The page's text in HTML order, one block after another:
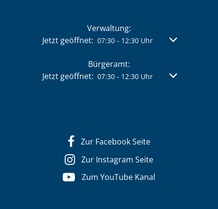
Verwaltung:
Klicken, um weitere Öffnungs- oder
Jetzt geöffnet: 07:30- 12:30Uhr Von 07:30
Bürgeramt:
Klicken, um weitere Öffnungs- oder
Jetzt geöffnet: 07:30- 12:30Uhr Von 07:30
Zur Facebook Seite
Zur Instagram Seite
Zum YouTube Kanal